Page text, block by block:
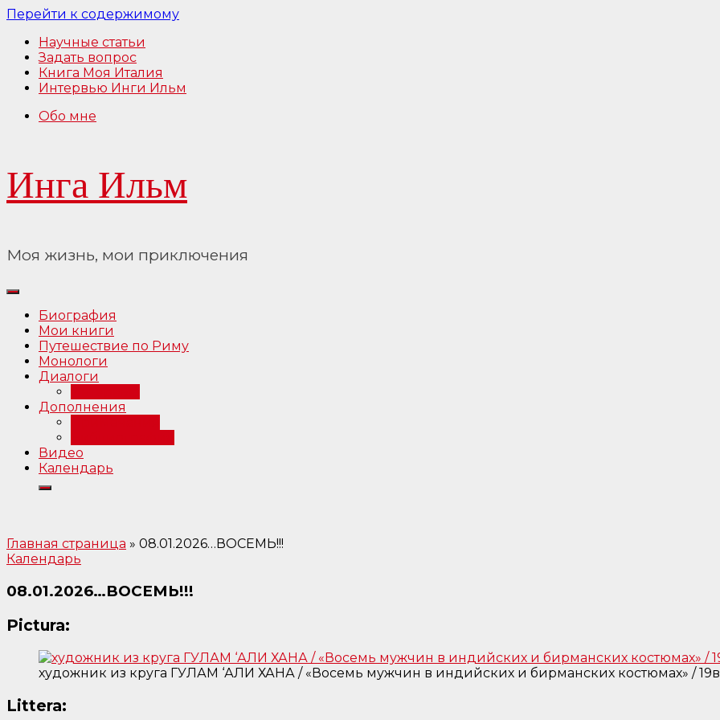
Перейти к содержимому
Научные статьи
Задать вопрос
Книга Моя Италия
Интервью Инги Ильм
Обо мне
Инга Ильм
Моя жизнь, мои приключения
Биография
Мои книги
Путешествие по Риму
Монологи
Диалоги
Дополнения
Видео
Календарь
Главная страница » 08.01.2026…ВОСЕМЬ!!!
Календарь
08.01.2026…ВОСЕМЬ!!!
Pictura:
художник из круга ГУЛАМ ‘АЛИ ХАНА / «Восемь мужчин в индийских и бирманских костюмах» /
Littera: